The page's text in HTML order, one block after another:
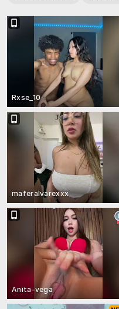
Rxse_10
maferalvarexxx
Anita-vega